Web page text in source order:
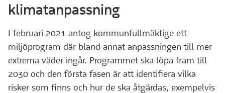
klimatanpassning
I februari 2021 antog kommunfullmäktige ett
miljöprogram där bland annat anpassningen till mer
extrema väder ingår. Programmet ska löpa fram till
2030 och den första fasen är att identifiera vilka
risker som finns och hur de ska åtgärdas, exempelvis